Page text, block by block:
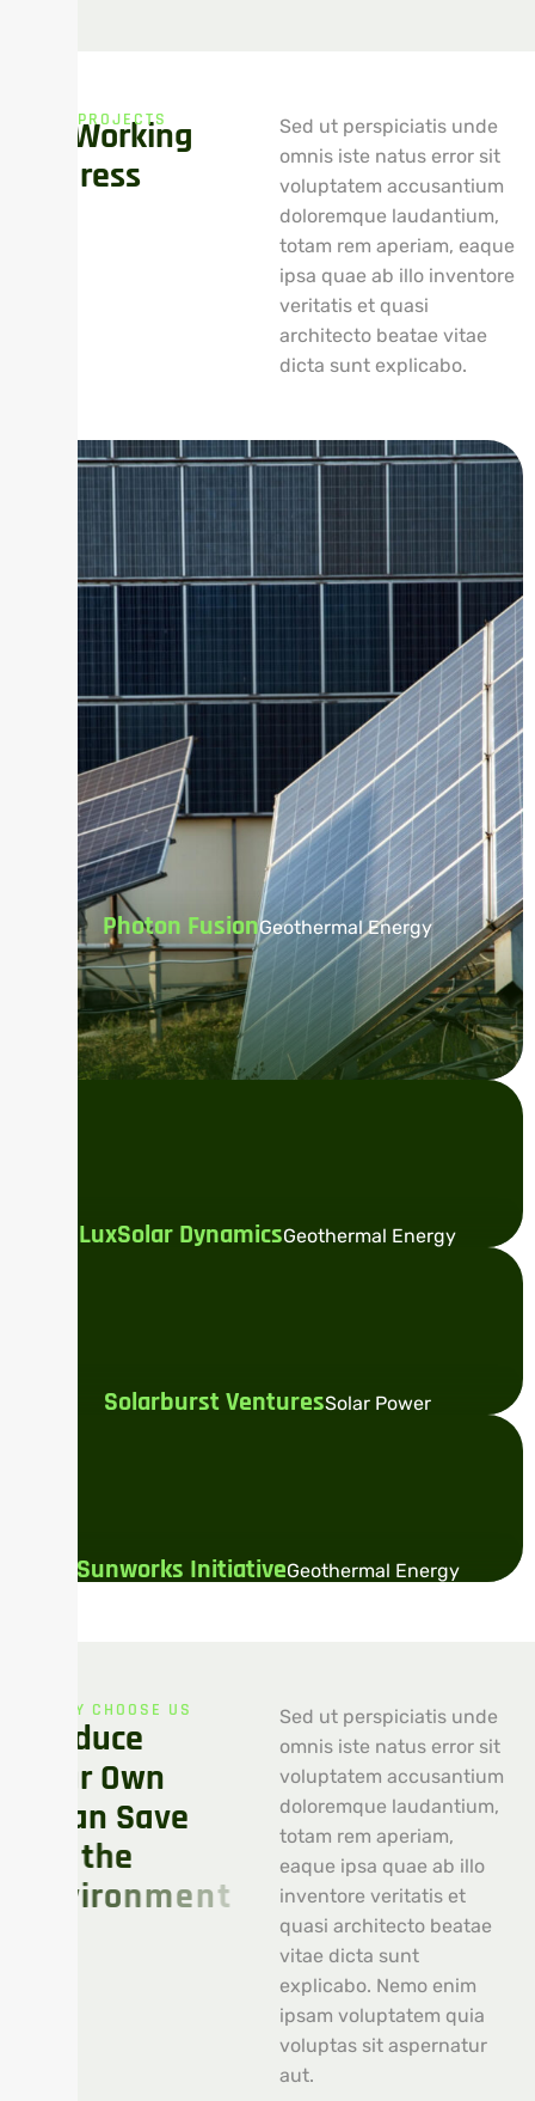
OUR PROJECTS
Working
ress
Sed ut perspiciatis unde
omnis iste natus error sit
voluptatem accusantium
doloremque laudantium,
totam rem aperiam, eaque
ipsa quae ab illo inventore
veritatis et quasi
architecto beatae vitae
dicta sunt explicabo.
Photon FusionGeothermal Energy
LuxSolar DynamicsGeothermal Energy
Solarburst VenturesSolar Power
Sunworks InitiativeGeothermal Energy
WHY CHOOSE US
duce
r Own
an Save
the
ironment
Sed ut perspiciatis unde
omnis iste natus error sit
voluptatem accusantium
doloremque laudantium,
totam rem aperiam,
eaque ipsa quae ab illo
inventore veritatis et
quasi architecto beatae
vitae dicta sunt
explicabo. Nemo enim
ipsam voluptatem quia
voluptas sit aspernatur
aut.